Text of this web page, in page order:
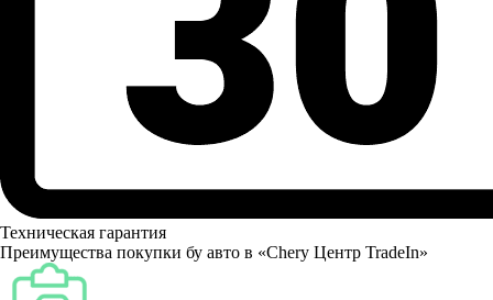
Техническая гарантия
Преимущества покупки бу авто в «Chery Центр TradeIn»